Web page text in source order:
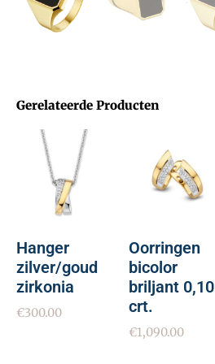
Gerelateerde Producten
Hanger
zilver/goud
zirkonia
€300.00
Oorringen
bicolor
briljant 0,10
crt.
€1,090.00